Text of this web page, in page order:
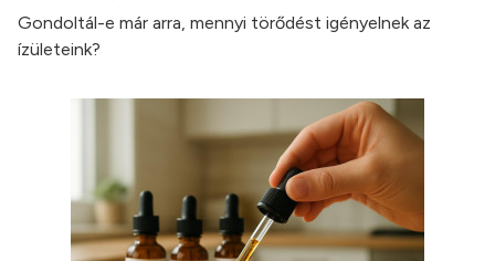
Gondoltál-e már arra, mennyi törődést igényelnek az
ízületeink?